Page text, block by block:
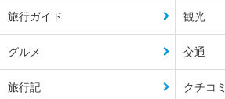
旅行ガイド 観光
グルメ 交通
旅行記 クチコミ